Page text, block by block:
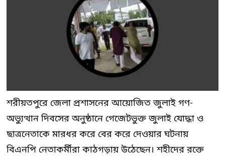
শরীয়তপুরে জেলা প্রশাসনের আয়োজিত জুলাই গণ-
অভ্যুত্থান দিবসের অনুষ্ঠানে গেজেটভুক্ত জুলাই যোদ্ধা ও
ছাত্রনেতাকে মারধর করে বের করে দেওয়ার ঘটনায়
বিএনপি নেতাকর্মীরা কাঠগড়ায় উঠেছেন। শহীদের রক্তে